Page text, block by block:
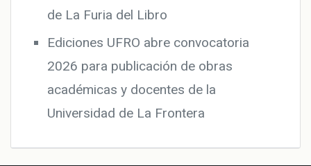
de La Furia del Libro
Ediciones UFRO abre convocatoria
2026 para publicación de obras
académicas y docentes de la
Universidad de La Frontera